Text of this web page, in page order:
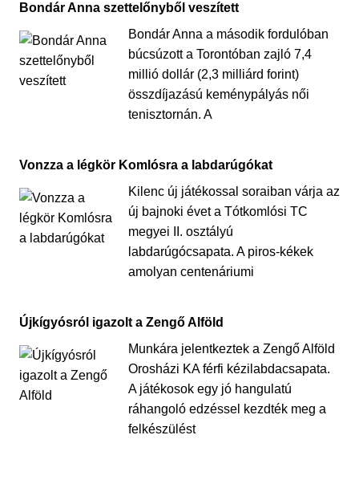
Bondár Anna szettelőnyből veszített
Bondár Anna a második fordulóban
búcsúzott a Torontóban zajló 7,4
millió dollár (2,3 milliárd forint)
összdíjazású keménypályás női
tenisztornán. A
Vonzza a légkör Komlósra a labdarúgókat
Kilenc új játékossal soraiban várja az
új bajnoki évet a Tótkomlósi TC
megyei II. osztályú
labdarúgócsapata. A piros-kékek
amolyan centenáriumi
Újkígyósról igazolt a Zengő Alföld
Munkára jelentkeztek a Zengő Alföld
Orosházi KA férfi kézilabdacsapata.
A játékosok egy jó hangulatú
ráhangoló edzéssel kezdték meg a
felkészülést